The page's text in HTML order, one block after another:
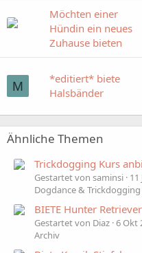
Möchten einer
Hündin ein neues
Zuhause bieten
M
*editiert* biete
Halsbänder
Ähnliche Themen
Trickdogging Kurs
Gestartet von saminsi 11
Dogdance & Trickdogging
BIETE Hunter
Gestartet von Diaz 6 Okt
Archiv